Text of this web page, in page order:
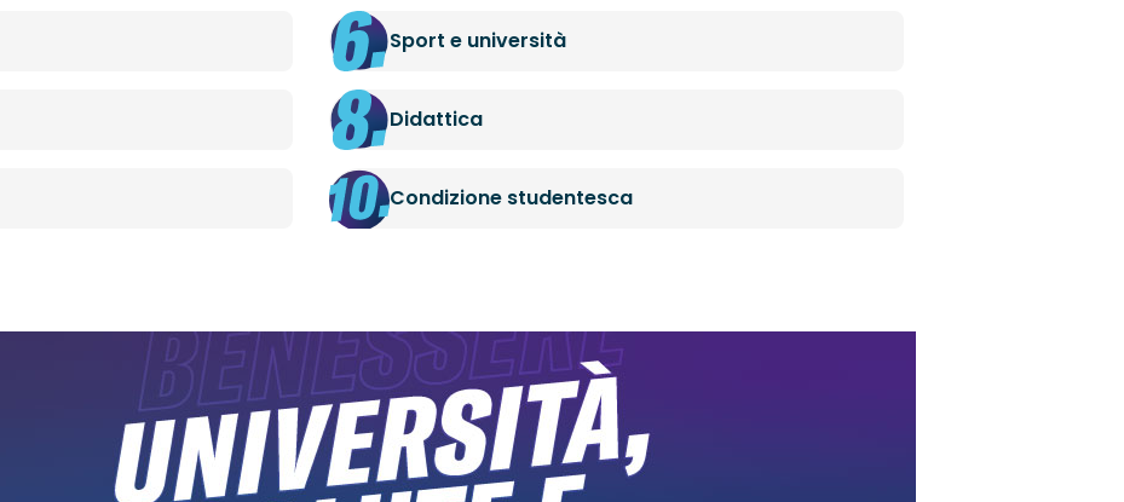
Sport e università
Didattica
Condizione studentesca